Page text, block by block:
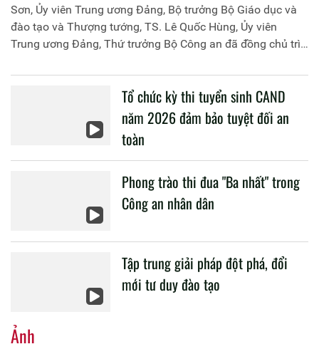
Sơn, Ủy viên Trung ương Đảng, Bộ trưởng Bộ Giáo dục và
đào tạo và Thượng tướng, TS. Lê Quốc Hùng, Ủy viên
Trung ương Đảng, Thứ trưởng Bộ Công an đã đồng chủ trì
liên quan đến công tác giáo dục và đào tạo của lực lượng
Tổ chức kỳ thi tuyển sinh CAND
năm 2026 đảm bảo tuyệt đối an
toàn
Phong trào thi đua "Ba nhất" trong
Công an nhân dân
Tập trung giải pháp đột phá, đổi
mới tư duy đào tạo
Ảnh